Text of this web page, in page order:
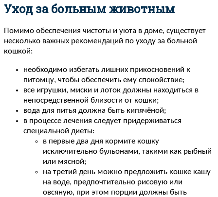
Уход за больным животным
Помимо обеспечения чистоты и уюта в доме, существует
несколько важных рекомендаций по уходу за больной
кошкой:
необходимо избегать лишних прикосновений к
питомцу, чтобы обеспечить ему спокойствие;
все игрушки, миски и лоток должны находиться в
непосредственной близости от кошки;
вода для питья должна быть кипячёной;
в процессе лечения следует придерживаться
специальной диеты:
в первые два дня кормите кошку
исключительно бульонами, такими как рыбный
или мясной;
на третий день можно предложить кошке кашу
на воде, предпочтительно рисовую или
овсяную, при этом порции должны быть